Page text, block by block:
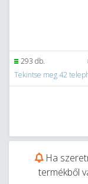
293 db.
Tekintse meg 42
Ha
termékből